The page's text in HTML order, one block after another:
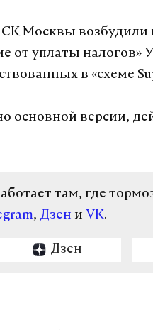
Москвы возбудили
от уплаты налогов»
в «схеме
основной версии,
там, где
, Дзен и VK.
Дзен